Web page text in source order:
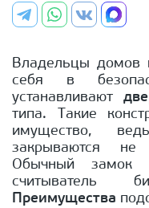
Владельцы домов
себя в
устанавливают
типа. Такие
имущество,
закрываются не
Обычный замок
считыватель
Преимущества